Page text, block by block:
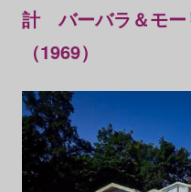
計 バーバラ＆モー
（1969）